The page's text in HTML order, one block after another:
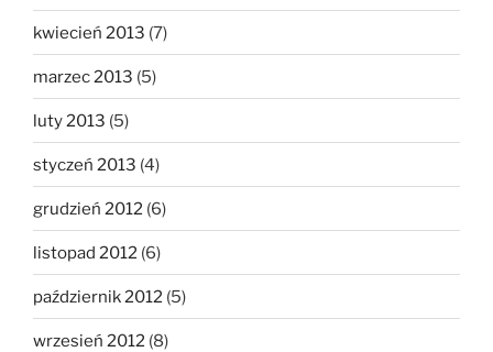
kwiecień 2013 (7)
marzec 2013 (5)
luty 2013 (5)
styczeń 2013 (4)
grudzień 2012 (6)
listopad 2012 (6)
październik 2012 (5)
wrzesień 2012 (8)